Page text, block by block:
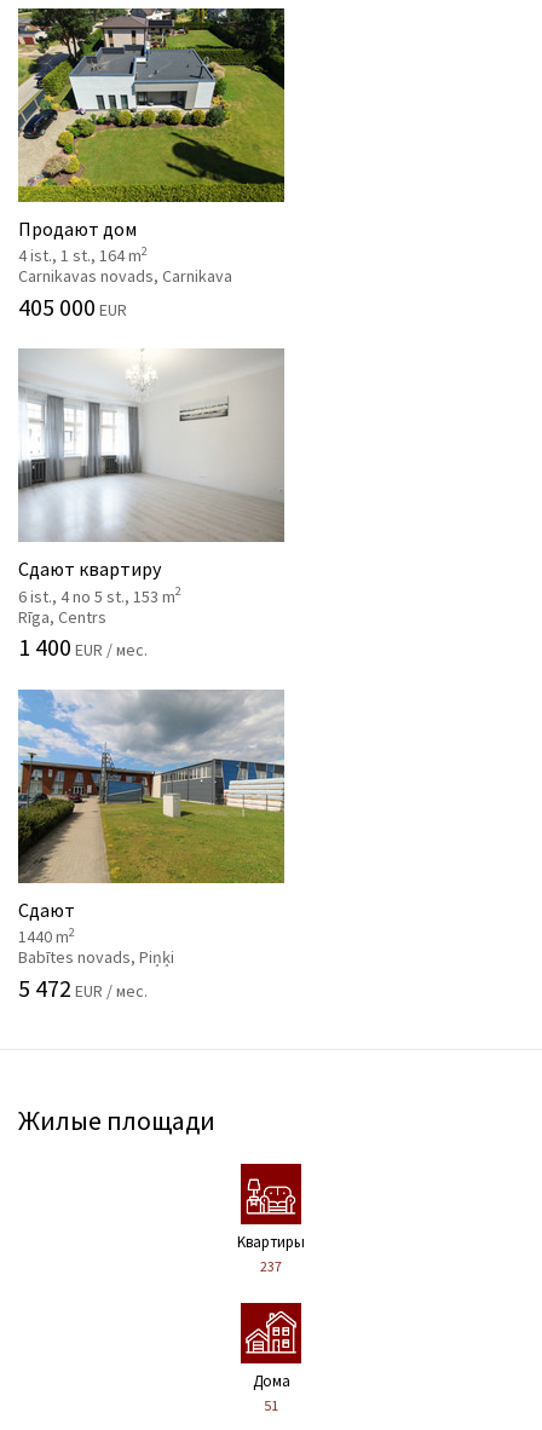
Продают дом
4 ist., 1 st., 164 m2
Carnikavas novads, Carnikava
405 000 EUR
Сдают квартиру
6 ist., 4 no 5 st., 153 m2
Rīga, Centrs
1 400 EUR / мес.
Сдают
1440 m2
Babītes novads, Piņķi
5 472 EUR / мес.
Жилые площади
Kвартиры
237
Дома
51